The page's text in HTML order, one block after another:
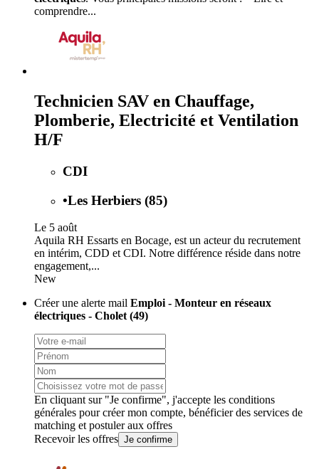
comprendre...
Technicien SAV en Chauffage,
Plomberie, Electricité et Ventilation
H/F
CDI
•Les Herbiers (85)
Le 5 août
Aquila RH Essarts en Bocage, est un acteur du recrutement
en intérim, CDD et CDI. Notre différence réside dans notre
engagement,...
New
Créer une alerte mail Emploi - Monteur en réseaux
électriques - Cholet (49)
En cliquant sur "Je confirme", j'accepte les conditions
générales pour créer mon compte, bénéficier des services de
matching et postuler aux offres
Recevoir les offres Je confirme